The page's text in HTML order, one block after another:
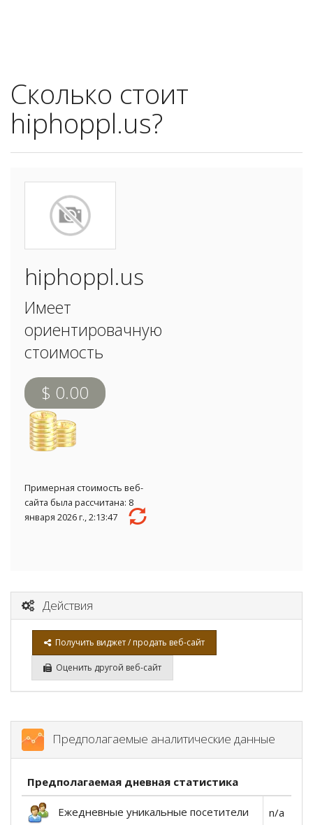
Сколько стоит
hiphoppl.us?
hiphoppl.us
Имеет
ориентировачную
стоимость
$ 0.00
Примерная стоимость веб-
сайта была рассчитана: 8
января 2026 г., 2:13:47
Действия
Получить виджет / продать веб-сайт
Оценить другой веб-сайт
Предполагаемые аналитические данные
Предполагаемая дневная статистика
Ежедневные уникальные посетители n/a